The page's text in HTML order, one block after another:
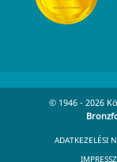
© 1946 - 2026
ADATKEZELÉSI